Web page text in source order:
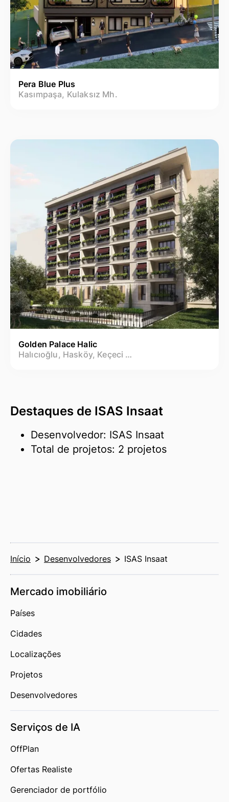
Pera Blue Plus
Kasımpaşa, Kulaksız Mh.
Golden Palace Halic
Halıcıoğlu, Hasköy, Keçeci Piri Mh.
Destaques de ISAS Insaat
Desenvolvedor: ISAS Insaat
Total de projetos: 2 projetos
Início Desenvolvedores ISAS Insaat
Mercado imobiliário
Países
Cidades
Localizações
Projetos
Desenvolvedores
Serviços de IA
OffPlan
Ofertas Realiste
Gerenciador de portfólio